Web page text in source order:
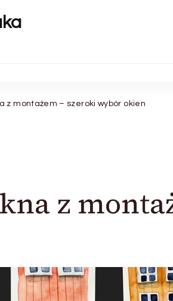
z montażem – szeroki wybór okien
z